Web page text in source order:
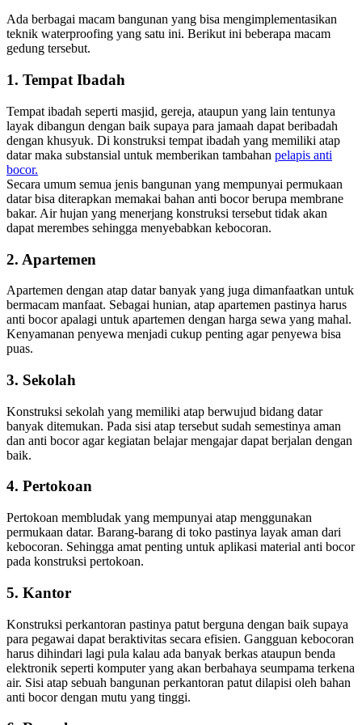
Ada berbagai macam bangunan yang bisa mengimplementasikan
teknik waterproofing yang satu ini. Berikut ini beberapa macam
gedung tersebut.
1. Tempat Ibadah
Tempat ibadah seperti masjid, gereja, ataupun yang lain tentunya
layak dibangun dengan baik supaya para jamaah dapat beribadah
dengan khusyuk. Di konstruksi tempat ibadah yang memiliki atap
datar maka substansial untuk memberikan tambahan pelapis anti
bocor.
Secara umum semua jenis bangunan yang mempunyai permukaan
datar bisa diterapkan memakai bahan anti bocor berupa membrane
bakar. Air hujan yang menerjang konstruksi tersebut tidak akan
dapat merembes sehingga menyebabkan kebocoran.
2. Apartemen
Apartemen dengan atap datar banyak yang juga dimanfaatkan untuk
bermacam manfaat. Sebagai hunian, atap apartemen pastinya harus
anti bocor apalagi untuk apartemen dengan harga sewa yang mahal.
Kenyamanan penyewa menjadi cukup penting agar penyewa bisa
puas.
3. Sekolah
Konstruksi sekolah yang memiliki atap berwujud bidang datar
banyak ditemukan. Pada sisi atap tersebut sudah semestinya aman
dan anti bocor agar kegiatan belajar mengajar dapat berjalan dengan
baik.
4. Pertokoan
Pertokoan membludak yang mempunyai atap menggunakan
permukaan datar. Barang-barang di toko pastinya layak aman dari
kebocoran. Sehingga amat penting untuk aplikasi material anti bocor
pada konstruksi pertokoan.
5. Kantor
Konstruksi perkantoran pastinya patut berguna dengan baik supaya
para pegawai dapat beraktivitas secara efisien. Gangguan kebocoran
harus dihindari lagi pula kalau ada banyak berkas ataupun benda
elektronik seperti komputer yang akan berbahaya seumpama terkena
air. Sisi atap sebuah bangunan perkantoran patut dilapisi oleh bahan
anti bocor dengan mutu yang tinggi.